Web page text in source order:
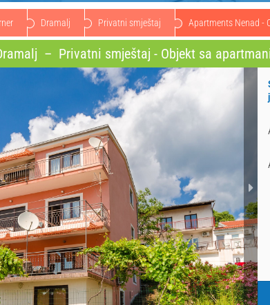
Dramalj Privatni smještaj Apartments Nenad -
– Privatni smještaj - Objekt sa